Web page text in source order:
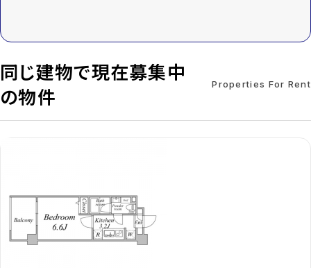
同じ建物で現在募集中
の物件
Properties For Rent